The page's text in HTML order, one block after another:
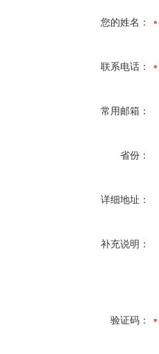
您的姓名：
联系电话：
常用邮箱：
省份：
详细地址：
补充说明：
验证码：